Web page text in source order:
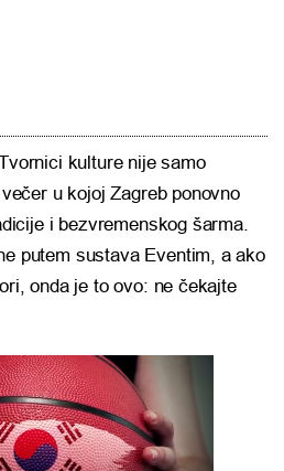
kulture nije samo
u kojoj Zagreb ponovno
i bezvremenskog šarma.
putem sustava Eventim, a ako
onda je to ovo: ne čekajte